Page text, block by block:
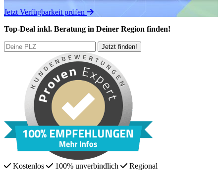
Jetzt Verfügbarkeit prüfen
Top-Deal inkl. Beratung in Deiner Region finden!
Kostenlos 100% unverbindlich
Regional